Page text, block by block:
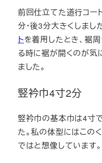
前回仕立てた道行コー
分・後3分大きくしまし
トを着用したとき、裾
る時に裾が開くのが気
ました。
竪衿巾4寸2分
竪衿巾の基本巾は4寸
た。私の体型にはこの
ではと想像しています。